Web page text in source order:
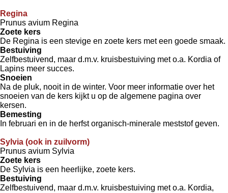
Regina
Prunus avium Regina
Zoete kers
De Regina is een stevige en zoete kers met een goede smaak.
Bestuiving
Zelfbestuivend, maar d.m.v. kruisbestuiving met o.a. Kordia of
Lapins meer succes.
Snoeien
Na de pluk, nooit in de winter. Voor meer informatie over het
snoeien van de kers kijkt u op de algemene pagina over
kersen.
Bemesting
In februari en in de herfst organisch-minerale meststof geven.
Sylvia (ook in zuilvorm)
Prunus avium Sylvia
Zoete kers
De Sylvia is een heerlijke, zoete kers.
Bestuiving
Zelfbestuivend, maar d.m.v. kruisbestuiving met o.a. Kordia,